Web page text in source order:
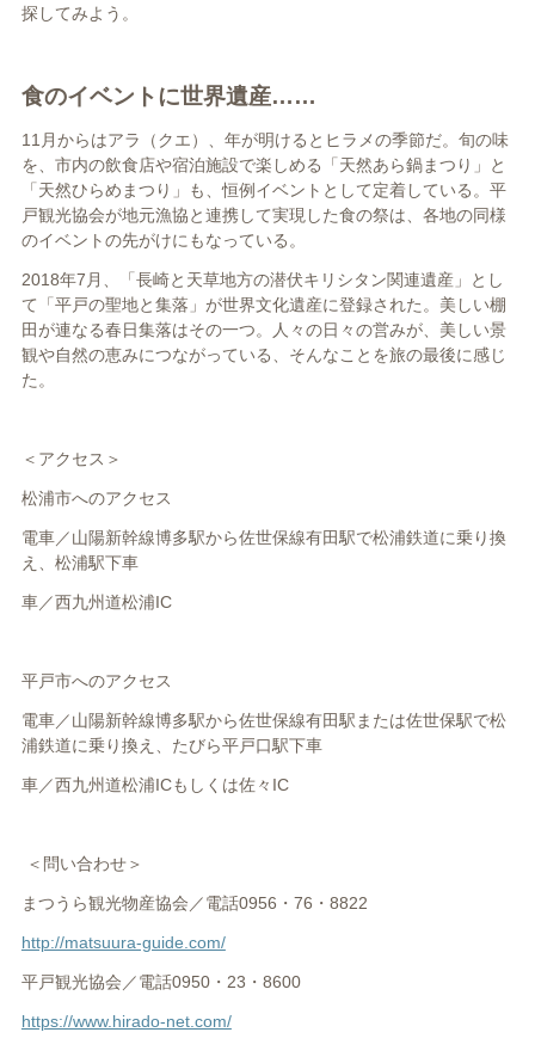
探してみよう。
食のイベントに世界遺産……
11 月からはアラ（クエ）、年が明けるとヒラメの季節だ。旬の味
を、市内の飲食店や宿泊施設で楽しめる「天然あら鍋まつり」と
「天然ひらめまつり」も、恒例イベントとして定着している。平
戸観光協会が地元漁協と連携して実現した食の祭は、各地の同様
のイベントの先がけにもなっている。
2018年7 月、「長崎と天草地方の潜伏キリシタン関連遺産」とし
て「平戸の聖地と集落」が世界文化遺産に登録された。美しい棚
田が連なる春日集落はその一つ。人々の日々の営みが、美しい景
観や自然の恵みにつながっている、そんなことを旅の最後に感じ
た。
＜アクセス＞
松浦市へのアクセス
電車／山陽新幹線博多駅から佐世保線有田駅で松浦鉄道に乗り換
え、松浦駅下車
車／西九州道松浦IC
平戸市へのアクセス
電車／山陽新幹線博多駅から佐世保線有田駅または佐世保駅で松
浦鉄道に乗り換え、たびら平戸口駅下車
車／西九州道松浦ICもしくは佐々 IC
＜問い合わせ＞
まつうら観光物産協会／電話0956 ・ 76 ・ 8822
http://matsuura-guide.com/
平戸観光協会／電話0950・ 23 ・ 8600
https://www.hirado-net.com/